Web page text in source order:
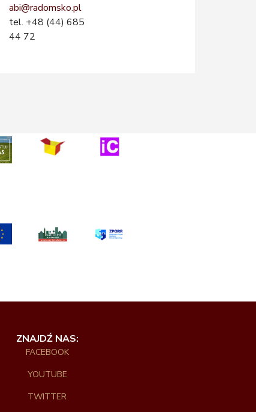
abi@radomsko.pl
tel. +48 (44) 685
44 72
ZNAJDŹ NAS:
FACEBOOK
YOUTUBE
TWITTER